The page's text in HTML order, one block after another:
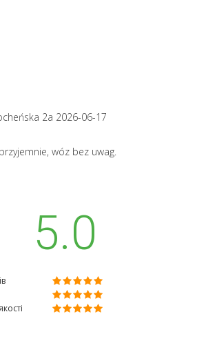
2a 2026-06-17
wóz bez uwag.
5.0